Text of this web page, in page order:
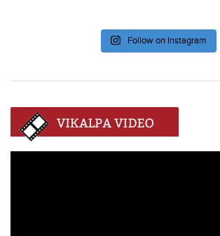
Follow on Instagram